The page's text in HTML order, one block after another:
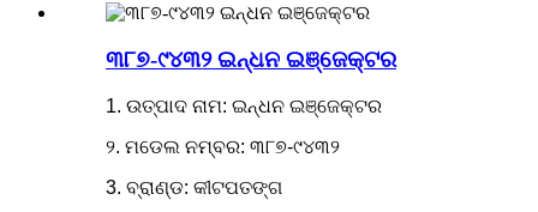
୩୮୭-୯୪୩୨ ଇନ୍ଧନ ଇଞ୍ଜେକ୍ଟର
1. ଉତ୍ପାଦ ନାମ: ଇନ୍ଧନ ଇଞ୍ଜେକ୍ଟର
୨. ମଡେଲ ନମ୍ବର: ୩୮୭-୯୪୩୨
3. ବ୍ରାଣ୍ଡ: କୀଟପତଙ୍ଗ